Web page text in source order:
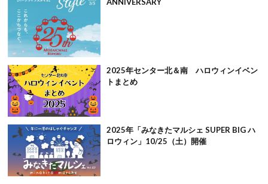
2025年センター北＆南 ハロウィンイベン
トまとめ
2025年「みなきたマルシェ SUPER BIG ハ
ロウィン」10/25（土）開催